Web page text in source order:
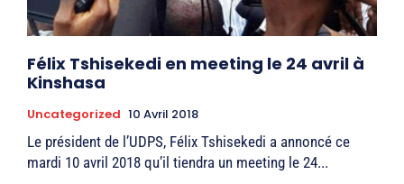
Félix Tshisekedi en meeting le 24 avril à
Kinshasa
Uncategorized 10 Avril 2018
Le président de l’UDPS, Félix Tshisekedi a annoncé ce
mardi 10 avril 2018 qu’il tiendra un meeting le 24...